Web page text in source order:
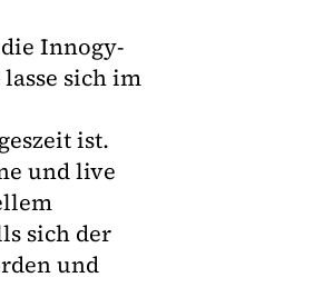
Innogy-
sich im
ist.
und live
sich der
und